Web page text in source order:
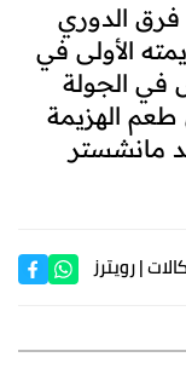
فرق الدوري
الأولى في
في الجولة
الهزيمة
مانشستر
| رويترز